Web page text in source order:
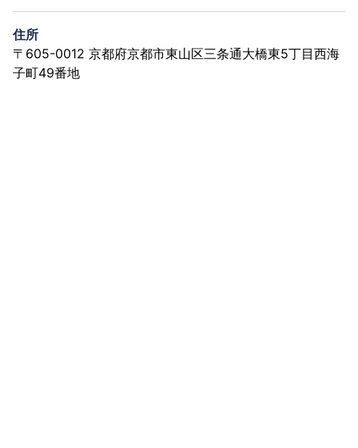
住所
〒605-0012 京都府京都市東山区三条通大橋東5丁目西海
子町49番地